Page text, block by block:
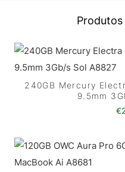
240GB Mercury
9.5mm
€